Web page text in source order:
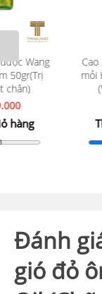
Cao dán hồng
mỏi HIMENA (gói
(Vàng (không
Thêm vào
13:44:22
Đánh
gió đỏ